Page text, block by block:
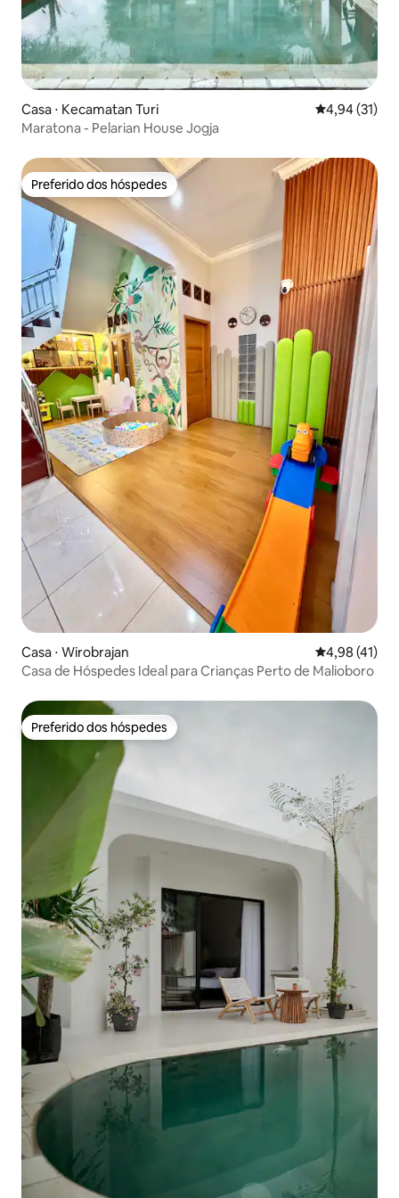
Casa ⋅ Kecamatan Turi 4,94 de uma
4,94 (31)
Maratona - Pelarian House Jogja
Preferido dos hóspedes
Preferido dos hóspedes
Casa ⋅ Wirobrajan 4,98 de uma
4,98 (41)
Casa de Hóspedes Ideal para Crianças Perto de Malioboro
Preferido dos hóspedes
Preferido dos hóspedes